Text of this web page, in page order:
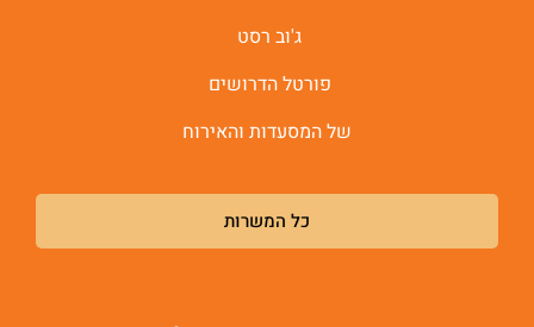
ג'וב רסט
פורטל הדרושים
של המסעדות והאירוח
כל המשרות